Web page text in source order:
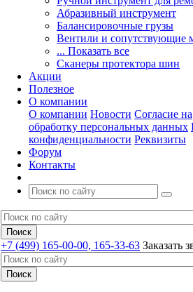
Абразивный инструмент
Балансировочные грузы
Вентили и сопутствующие
... Показать все
Сканеры протектора шин
Акции
Полезное
О компании
О компании Новости Согласие на
обработку персональных данных
конфиденциальности Реквизиты
Форум
Контакты
+7 (499) 165-00-00, 165-33-63 Заказать